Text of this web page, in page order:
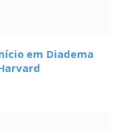
em Diadema